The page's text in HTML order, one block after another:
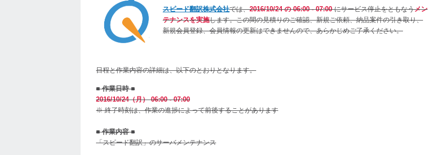
06:00
-
07:00
ト
ナ
スピード翻訳株式会社では、2016/10/24 の 06:00 - 07:00にサービス停止をともなうメン
テナンスを実施します。この間の見積りのご確認、新規ご依頼、納品案件の引き取り、
新規会員登録、会員情報の更新はできませんので、あらかじめご了承ください。
日程と作業内容の詳細は、以下のとおりとなります。
■ 作業日時 ■
2016/10/24（月） 06:00 - 07:00
※ 終了時刻は、作業の進捗によって前後することがあります
■ 作業内容 ■
「スピード翻訳」のサーバメンテナンス